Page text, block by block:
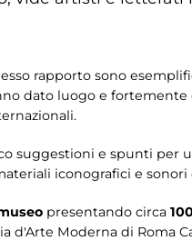
rapporto sono
dato luogo e
suggestioni e spunti per
iconografici e
presentando circa
d'Arte Moderna di Roma